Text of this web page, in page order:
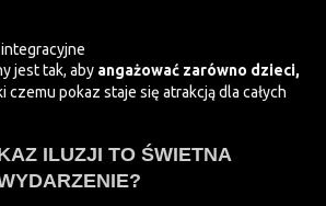
jest tak, aby angażować zarówno dzieci,
czemu pokaz staje się atrakcją dla całych
ILUZJI TO ŚWIETNA